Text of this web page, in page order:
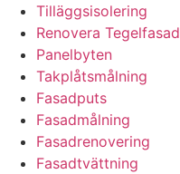
Tilläggsisolering
Renovera Tegelfasad
Panelbyten
Takplåtsmålning
Fasadputs
Fasadmålning
Fasadrenovering
Fasadtvättning